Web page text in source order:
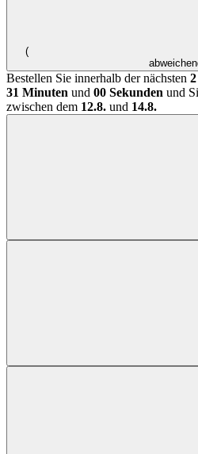
(
Bestellen Sie innerhalb der nächsten
31 Minuten und 00 Sekunden und
zwischen dem 12.8. und 14.8.